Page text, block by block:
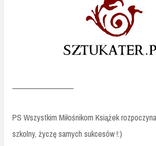
PS Wszystkim Miłośnikom Książek
szkolny, życzę samych sukcesów !:)